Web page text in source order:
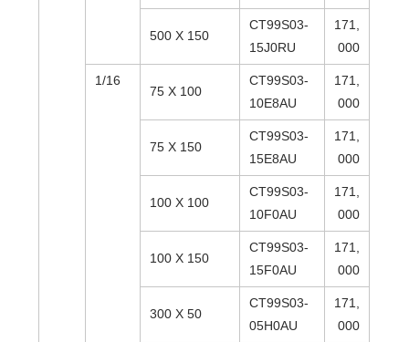
500 X 150
CT99S03-
15J0RU
171,
000
1/16
75 X 100
CT99S03-
10E8AU
171,
000
75 X 150
CT99S03-
15E8AU
171,
000
100 X 100
CT99S03-
10F0AU
171,
000
100 X 150
CT99S03-
15F0AU
171,
000
300 X 50
CT99S03-
05H0AU
171,
000